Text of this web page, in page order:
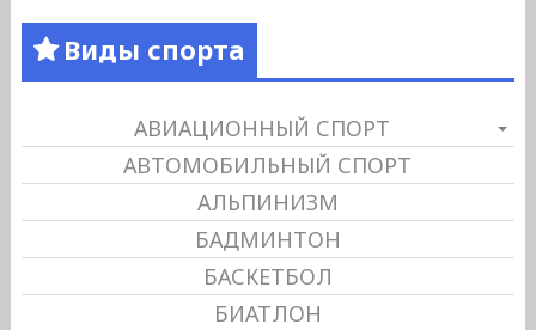
Виды спорта
АВИАЦИОННЫЙ СПОРТ
АВТОМОБИЛЬНЫЙ СПОРТ
АЛЬПИНИЗМ
БАДМИНТОН
БАСКЕТБОЛ
БИАТЛОН